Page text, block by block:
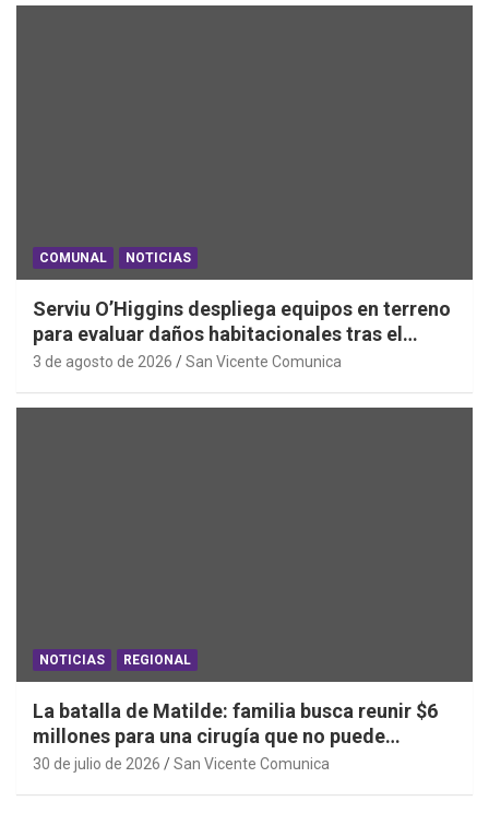
COMUNAL NOTICIAS
Serviu O’Higgins despliega equipos en terreno
para evaluar daños habitacionales tras el
Sistema Frontal
3 de agosto de 2026 San Vicente Comunica
NOTICIAS REGIONAL
La batalla de Matilde: familia busca reunir $6
millones para una cirugía que no puede
esperar
30 de julio de 2026 San Vicente Comunica